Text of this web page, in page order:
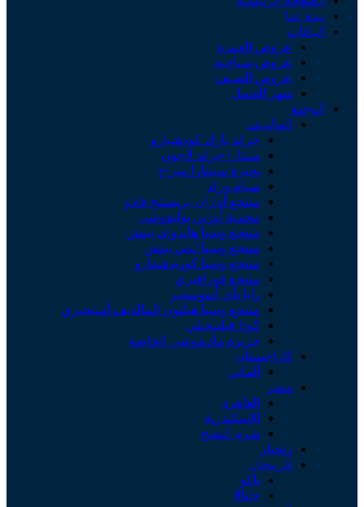
نبذة عنا
الباقات
عروض العمرة
عروض سياحية
عروض الصيف
شهر العسل
الوجهة
المالديف
جراند بارك كودهيبارو
سنتارا جراند لاجون
بحيرة سينتارا ميراج
سيام ورلد
منتجع أداران بريستيج فادو
محمية أوزين بوليفوشي
منتجع وسبا هايدواي بيتش
منتجع وسبا ليلي بيتش
منتجع وسبا كوريدهيفارو
منتجع فورافيري
رايا باي أتموسفير
منتجع وسبا هيلتون المالديف أمينجيري
كودا فيلينجيلي
جزيرة ماديفوشي الخاصة
كازاخستان
ألماتي
مصر
القاهرة
الإسكندرية
شرم الشيخ
زنجبار
اذربيجان
باكو
جابالا